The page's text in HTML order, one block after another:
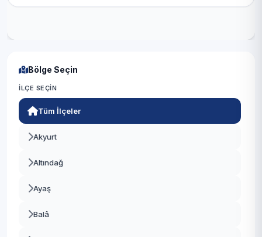
Bölge Seçin
İLÇE SEÇIN
Tüm İlçeler
Akyurt
Altındağ
Ayaş
Balâ